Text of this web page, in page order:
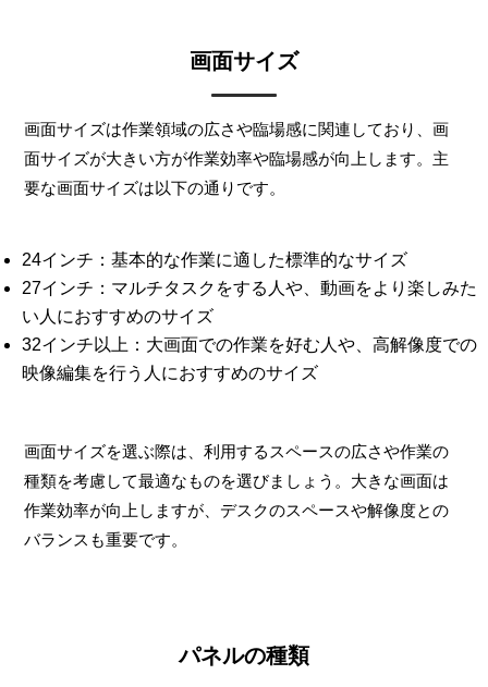
画面サイズ
画面サイズは作業領域の広さや臨場感に関連しており、画
面サイズが大きい方が作業効率や臨場感が向上します。主
要な画面サイズは以下の通りです。
24インチ：基本的な作業に適した標準的なサイズ
27インチ：マルチタスクをする人や、動画をより楽しみた
い人におすすめのサイズ
32インチ以上：大画面での作業を好む人や、高解像度での
映像編集を行う人におすすめのサイズ
画面サイズを選ぶ際は、利用するスペースの広さや作業の
種類を考慮して最適なものを選びましょう。大きな画面は
作業効率が向上しますが、デスクのスペースや解像度との
バランスも重要です。
パネルの種類